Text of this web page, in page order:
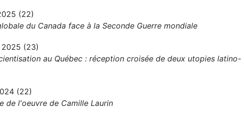
(22)
du Canada face à la Seconde Guerre mondiale
(23)
au Québec : réception croisée de deux utopies latino-
(22)
de l'oeuvre de Camille Laurin